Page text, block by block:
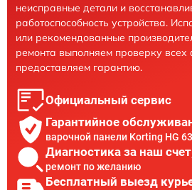
неисправные детали и
работоспособность устройства.
или рекомендованные
ремонта выполняем проверку всех
предоставляем гарантию.
Официальный сервис
Гарантийное
варочной панели Korting HG
Диагностика за наш
ремонт по желанию
Бесплатный выезд